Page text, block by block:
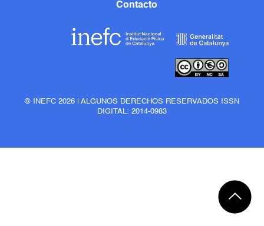
Contacto
© INEFC 2026 | ALGUNOS DERECHOS RESERVADOS ISSN
DIGITAL: 2014-0983